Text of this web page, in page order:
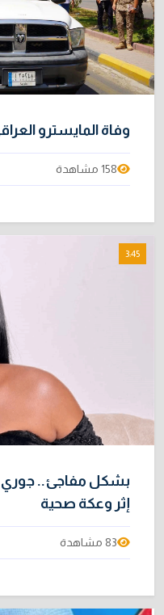
وفاة المايسترو
158 مشاهدة
3:45
بشكل مفاجئ.. جوري
إثر وعكة صحية
83 مشاهدة